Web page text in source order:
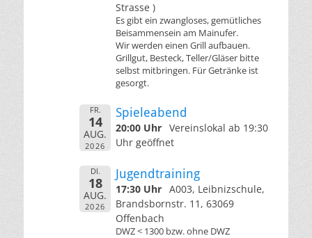
Strasse )
Es gibt ein zwangloses, gemütliches
Beisammensein am Mainufer.
Wir werden einen Grill aufbauen.
Grillgut, Besteck, Teller/Gläser bitte
selbst mitbringen. Für Getränke ist
gesorgt.
FR.
14
AUG.
2026
Spieleabend
20:00 Uhr Vereinslokal ab 19:30
Uhr geöffnet
DI.
18
AUG.
2026
Jugendtraining
17:30 Uhr A003, Leibnizschule,
Brandsbornstr. 11, 63069
Offenbach
DWZ < 1300 bzw. ohne DWZ